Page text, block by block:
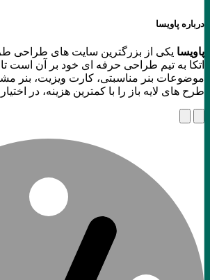
درباره پاویسا
پاویسایکی از بزرگترین سایت های طراحی طرح
اتکا به تیم طراحی حرفه ای خود بر آن است
موضوعات بنر مناسبتی، کارت ویزیت، بنر
طرح های لایه باز را با کمترین هزینه، در